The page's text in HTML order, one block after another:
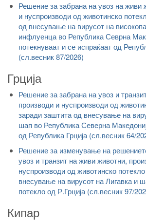
Решение за забрана на увоз на живи
и нуспроизводи од животинско
од внесување на вирусот на
инфлуенца во Република Севрна
потекнуваат и се испраќаат од
(сл.весник 87/2026)
Грција
Решение за забрана на увоз и
производи и нуспроизводи од
заради заштита од внесување на
шап во Република Северна
од Република Грција (сл.весник 64/
Решение за изменување на
увоз и транзит на живи животни,
нуспроизводи од животинско
внесување на вирусот на Лигавка и
потекло од Р.Грција (сл.весник 97/
Кипар